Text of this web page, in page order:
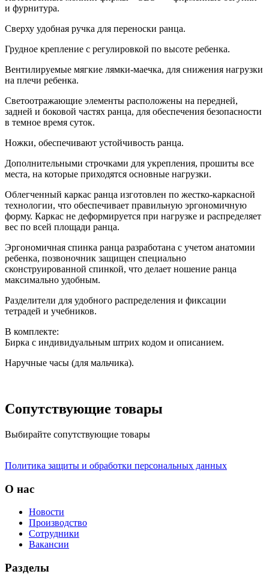
и фурнитура.
Сверху удобная ручка для переноски ранца.
Грудное крепление с регулировкой по высоте ребенка.
Вентилируемые мягкие лямки-маечка, для снижения нагрузки
на плечи ребенка.
Светоотражающие элементы расположены на передней,
задней и боковой частях ранца, для обеспечения безопасности
в темное время суток.
Ножки, обеспечивают устойчивость ранца.
Дополнительными строчками для укрепления, прошиты все
места, на которые приходятся основные нагрузки.
Облегченный каркас ранца изготовлен по жестко-каркасной
технологии, что обеспечивает правильную эргономичную
форму. Каркас не деформируется при нагрузке и распределяет
вес по всей площади ранца.
Эргономичная спинка ранца разработана с учетом анатомии
ребенка, позвоночник защищен специально
сконструированной спинкой, что делает ношение ранца
максимально удобным.
Разделители для удобного распределения и фиксации
тетрадей и учебников.
В комплекте:
Бирка с индивидуальным штрих кодом и описанием.
Наручные часы (для мальчика).
Сопутствующие товары
Выбирайте сопутствующие товары
Политика защиты и обработки персональных данных
О нас
Новости
Производство
Сотрудники
Вакансии
Разделы